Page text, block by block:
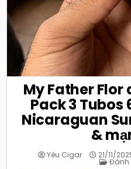
My Father Flor
Pack 3 Tubos
Nicaraguan
&
Yêu Cigar 21/11/
Đánh